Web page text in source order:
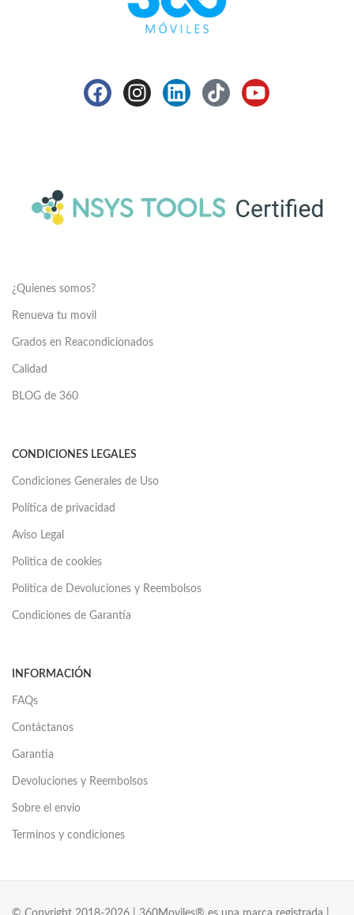
¿Quienes somos?
Renueva tu movil
Grados en Reacondicionados
Calidad
BLOG de 360
CONDICIONES LEGALES
Condiciones Generales de Uso
Política de privacidad
Aviso Legal
Politica de cookies
Política de Devoluciones y Reembolsos
Condiciones de Garantía
INFORMACIÓN
FAQs
Contáctanos
Garantia
Devoluciones y Reembolsos
Sobre el envio
Terminos y condiciones